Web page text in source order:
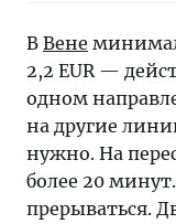
В Вене
2,2 EUR —
одном
на другие
нужно. На
более 20
прерываться.